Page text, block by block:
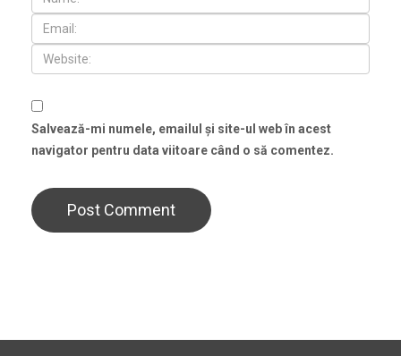
Salvează-mi numele, emailul și site-ul web în acest
navigator pentru data viitoare când o să comentez.